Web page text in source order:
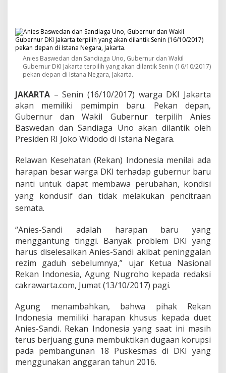
t
i
,
R
A
d
o
e
i
a
M
A
n
i
e
-
d
i
A
u
d
i
Anies Baswedan dan Sandiaga Uno, Gubernur dan Wakil
Gubernur DKI Jakarta terpilih yang akan dilantik Senin (16/10/2017)
pekan depan di Istana Negara, Jakarta.
JAKARTA – Senin (16/10/2017) warga DKI Jakarta
akan memiliki pemimpin baru. Pekan depan,
Gubernur dan Wakil Gubernur terpilih Anies
Baswedan dan Sandiaga Uno akan dilantik oleh
Presiden RI Joko Widodo di Istana Negara.
Relawan Kesehatan (Rekan) Indonesia menilai ada
harapan besarwarga DKI terhadap gubernur baru
nanti untuk dapat membawa perubahan, kondisi
yang kondusif dan tidak melakukan pencitraan
semata.
“Anies-Sandi adalah harapan baru yang
menggantung tinggi. Banyak problem DKI yang
harus diselesaikan Anies-Sandi akibat peninggalan
rezim gaduh sebelumnya,” ujar Ketua Nasional
Rekan Indonesia, Agung Nugroho kepada redaksi
cakrawarta.com, Jumat (13/10/2017) pagi.
Agung menambahkan, bahwa pihak Rekan
Indonesia memiliki harapan khusus kepada duet
Anies-Sandi. Rekan Indonesia yang saat ini masih
terus berjuang guna membuktikan dugaan korupsi
pada pembangunan 18 Puskesmas di DKI yang
menggunakan anggaran tahun 2016.